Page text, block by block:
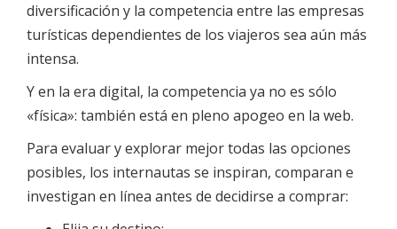
diversificación y la competencia entre las empresas
turísticas dependientes de los viajeros sea aún más
intensa.
Y en la era digital, la competencia ya no es sólo
«física»: también está en pleno apogeo en la web.
Para evaluar y explorar mejor todas las opciones
posibles, los internautas se inspiran, comparan e
investigan en línea antes de decidirse a comprar: